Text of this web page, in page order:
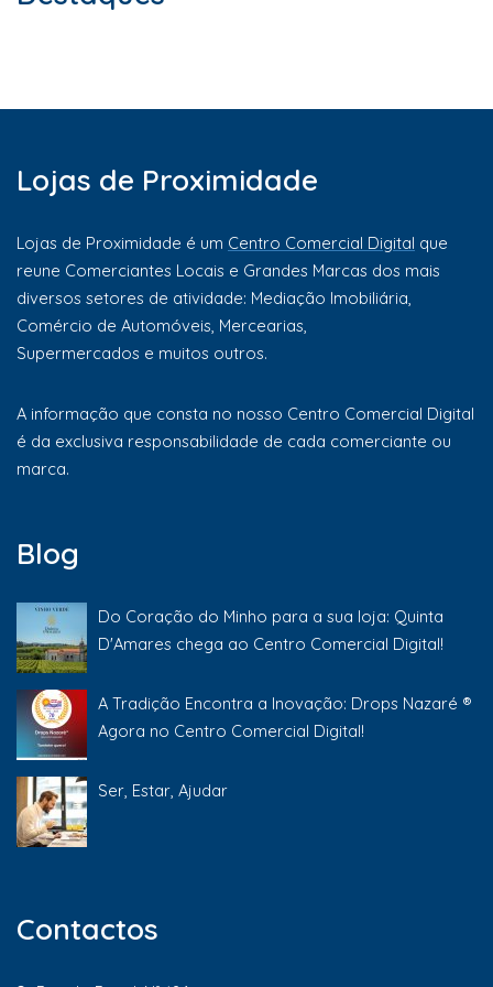
Lojas de Proximidade
Lojas de Proximidade é um Centro Comercial Digital que
reune Comerciantes Locais e Grandes Marcas dos mais
diversos setores de atividade: Mediação Imobiliária,
Comércio de Automóveis, Mercearias,
Supermercados e muitos outros.
A informação que consta no nosso Centro Comercial Digital
é da exclusiva responsabilidade de cada comerciante ou
marca.
Blog
Do Coração do Minho para a sua loja: Quinta
D'Amares chega ao Centro Comercial Digital!
A Tradição Encontra a Inovação: Drops Nazaré ®
Agora no Centro Comercial Digital!
Ser, Estar, Ajudar
Contactos